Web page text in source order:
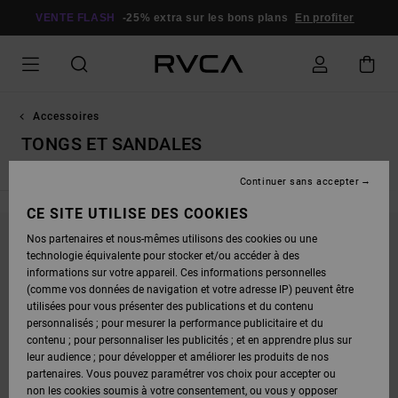
GRILLE
VENTE FLASH -25% extra sur les bons plans En profiter
Accessoires
TONGS ET SANDALES
NE PARTEZ PAS TROP LOIN, NOS PRODUITS
SERONT BIENTÔT DE RETOUR
OUPS, NOUS N'AVONS TROUVÉ AUCUN
RÉSULTAT POUR VOTRE RECHERCHE.
PAS DE SOUCI ! ESSAYEZ AVEC D'AUTRES MOTS OU EXPLOREZ NOS
CE SITE UTILISE DES COOKIES
Nos partenaires et nous-mêmes utilisons des cookies ou une
technologie équivalente pour stocker et/ou accéder à des
informations sur votre appareil. Ces informations personnelles
(comme vos données de navigation et votre adresse IP) peuvent être
utilisées pour vous présenter des publications et du contenu
personnalisés ; pour mesurer la performance publicitaire et du
contenu ; pour personnaliser les publicités ; et en apprendre plus sur
leur audience ; pour développer et améliorer les produits de nos
partenaires. Vous pouvez paramétrer vos choix pour accepter ou
non les cookies soumis à votre consentement, ou vous y opposer
Continuer sans accepter